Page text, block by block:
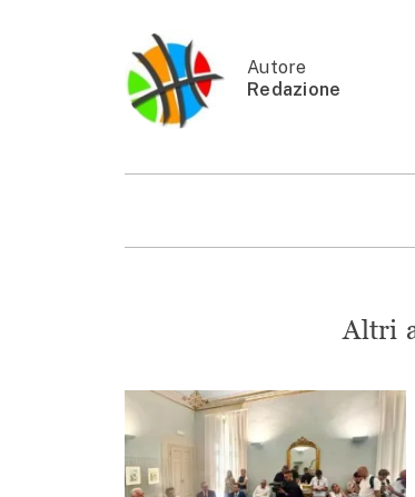
Autore
Redazione
Altri